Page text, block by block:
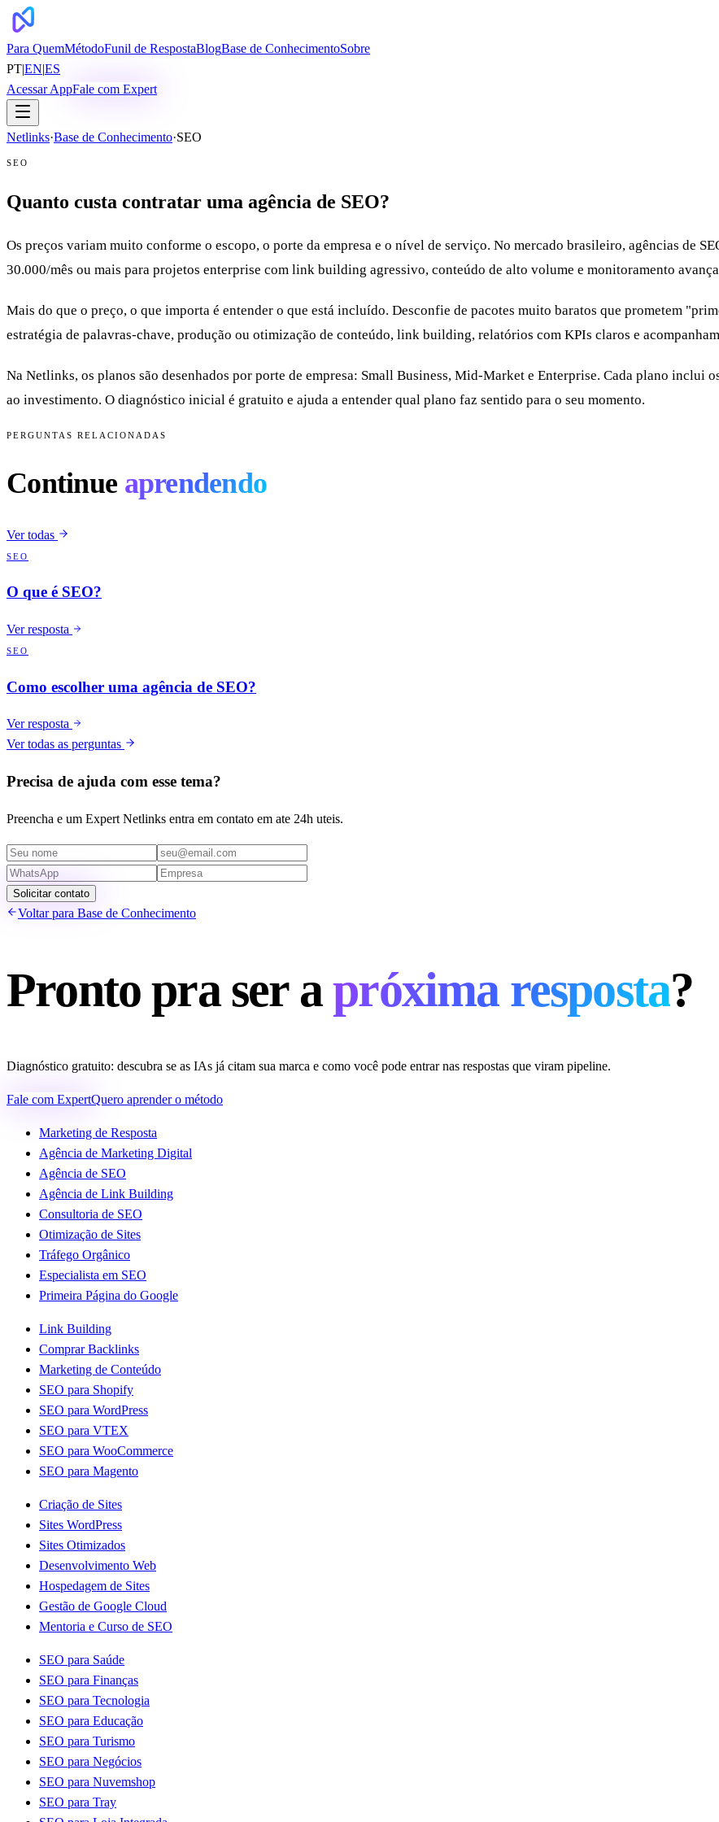
Para QuemMétodoFunil de RespostaBlogBase de ConhecimentoSobre
PT|EN|ES
Acessar AppFale com Expert
Netlinks·Base de Conhecimento·SEO
SEO
Quanto custa contratar uma agência de SEO?
Os preços variam muito conforme o escopo, o porte da empresa e o nível de serviço. No mercado brasileiro, agências de
30.000/mês ou mais para projetos enterprise com link building agressivo, conteúdo de alto volume e monitoramento
Mais do que o preço, o que importa é entender o que está incluído. Desconfie de pacotes muito baratos que prometem
estratégia de palavras-chave, produção ou otimização de conteúdo, link building, relatórios com KPIs claros e
Na Netlinks, os planos são desenhados por porte de empresa: Small Business, Mid-Market e Enterprise. Cada plano
ao investimento. O diagnóstico inicial é gratuito e ajuda a entender qual plano faz sentido para o seu momento.
PERGUNTAS RELACIONADAS
Continue aprendendo
Ver todas
SEO
O que é SEO?
Ver resposta
SEO
Como escolher uma agência de SEO?
Ver resposta
Ver todas as perguntas
Precisa de ajuda com esse tema?
Preencha e um Expert Netlinks entra em contato em ate 24h uteis.
Solicitar contato
Voltar para Base de Conhecimento
Pronto pra ser apróxima resposta?
Diagnóstico gratuito: descubra se as IAs já citam sua marca e como você pode entrar nas respostas que viram pipeline.
Fale com ExpertQuero aprender o método
Marketing de Resposta
Agência de Marketing Digital
Agência de SEO
Agência de Link Building
Consultoria de SEO
Otimização de Sites
Tráfego Orgânico
Especialista em SEO
Primeira Página do Google
Link Building
Comprar Backlinks
Marketing de Conteúdo
SEO para Shopify
SEO para WordPress
SEO para VTEX
SEO para WooCommerce
SEO para Magento
Criação de Sites
Sites WordPress
Sites Otimizados
Desenvolvimento Web
Hospedagem de Sites
Gestão de Google Cloud
Mentoria e Curso de SEO
SEO para Saúde
SEO para Finanças
SEO para Tecnologia
SEO para Educação
SEO para Turismo
SEO para Negócios
SEO para Nuvemshop
SEO para Tray